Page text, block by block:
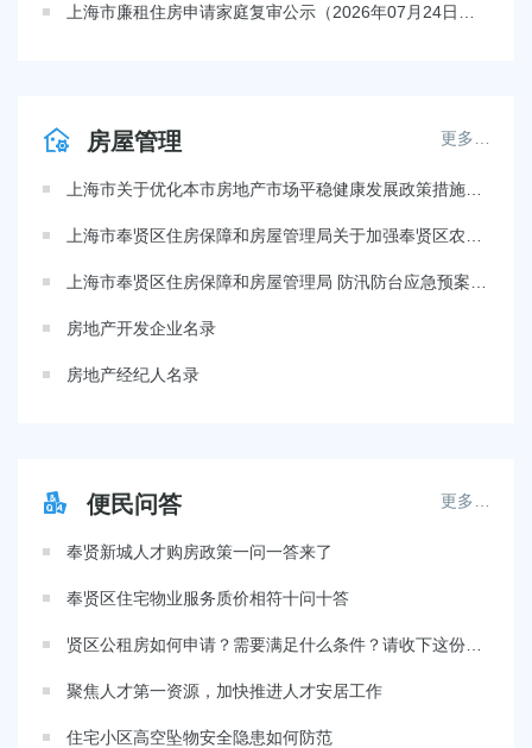
上海市廉租住房申请家庭复审公示（2026年07月24日至2026年07月26日）
房屋管理 更多…
上海市关于优化本市房地产市场平稳健康发展政策措施的通知
上海市奉贤区住房保障和房屋管理局关于加强奉贤区农村宅基地房屋租赁管理的指导意见
上海市奉贤区住房保障和房屋管理局 防汛防台应急预案 （2022年度）
房地产开发企业名录
房地产经纪人名录
便民问答 更多…
奉贤新城人才购房政策一问一答来了
奉贤区住宅物业服务质价相符十问十答
贤区公租房如何申请？需要满足什么条件？请收下这份最新政策解读
聚焦人才第一资源，加快推进人才安居工作
住宅小区高空坠物安全隐患如何防范